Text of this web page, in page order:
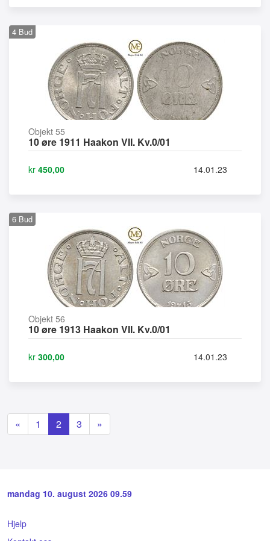
4 Bud
Objekt 55
10 øre 1911 Haakon VII. Kv.0/01
kr 450,00 14.01.23
6 Bud
Objekt 56
10 øre 1913 Haakon VII. Kv.0/01
kr 300,00 14.01.23
« 1 2 3 »
mandag 10. august 2026 09.59
Hjelp